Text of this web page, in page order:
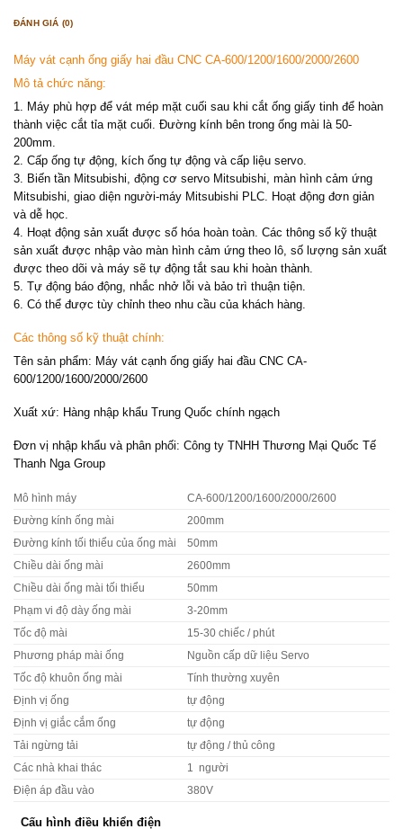
ĐÁNH GIÁ (0)
Máy vát cạnh ống giấy hai đầu CNC CA-600/1200/1600/2000/2600
Mô tả chức năng:
1. Máy phù hợp để vát mép mặt cuối sau khi cắt ống giấy tinh để hoàn
thành việc cắt tỉa mặt cuối. Đường kính bên trong ống mài là 50-
200mm.
2. Cấp ống tự động, kích ống tự động và cấp liệu servo.
3. Biến tần Mitsubishi, động cơ servo Mitsubishi, màn hình cảm ứng
Mitsubishi, giao diện người-máy Mitsubishi PLC. Hoạt động đơn giản
và dễ học.
4. Hoạt động sản xuất được số hóa hoàn toàn. Các thông số kỹ thuật
sản xuất được nhập vào màn hình cảm ứng theo lô, số lượng sản xuất
được theo dõi và máy sẽ tự động tắt sau khi hoàn thành.
5. Tự động báo động, nhắc nhở lỗi và bảo trì thuận tiện.
6. Có thể được tùy chỉnh theo nhu cầu của khách hàng.
Các thông số kỹ thuật chính:
Tên sản phẩm: Máy vát cạnh ống giấy hai đầu CNC CA-
600/1200/1600/2000/2600
Xuất xứ: Hàng nhập khẩu Trung Quốc chính ngạch
Đơn vị nhập khẩu và phân phối: Công ty TNHH Thương Mại Quốc Tế
Thanh Nga Group
Mô hình máy CA-600/1200/1600/2000/2600
Đường kính ống mài 200mm
Đường kính tối thiểu của ống mài 50mm
Chiều dài ống mài 2600mm
Chiều dài ống mài tối thiểu 50mm
Phạm vi độ dày ống mài 3-20mm
Tốc độ mài 15-30 chiếc / phút
Phương pháp mài ống Nguồn cấp dữ liệu Servo
Tốc độ khuôn ống mài Tính thường xuyên
Định vị ống tự động
Định vị giắc cắm ống tự động
Tải ngừng tải tự động / thủ công
Các nhà khai thác 1 người
Điện áp đầu vào 380V
Cấu hình điều khiển điện